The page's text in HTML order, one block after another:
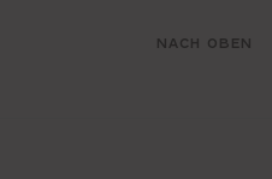
NACH OBEN